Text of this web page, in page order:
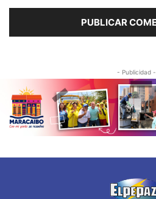
- Publicidad -